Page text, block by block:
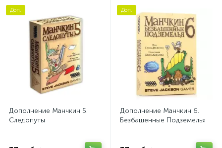
Доп.
Дополнение Манчкин 5.
Следопуты
Доп.
Дополнение Манчкин 6.
Безбашенные Подземелья